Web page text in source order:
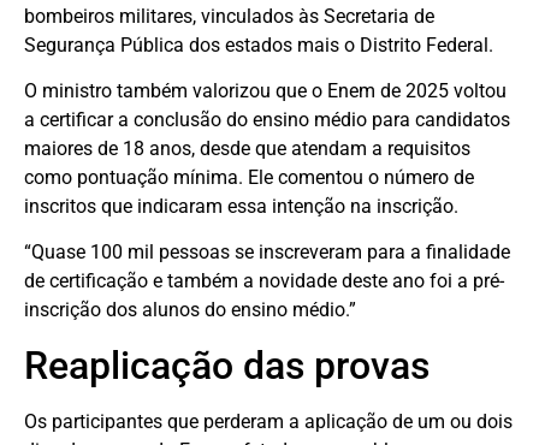
bombeiros militares, vinculados às Secretaria de
Segurança Pública dos estados mais o Distrito Federal.
O ministro também valorizou que o Enem de 2025 voltou
a certificar a conclusão do ensino médio para candidatos
maiores de 18 anos, desde que atendam a requisitos
como pontuação mínima. Ele comentou o número de
inscritos que indicaram essa intenção na inscrição.
“Quase 100 mil pessoas se inscreveram para a finalidade
de certificação e também a novidade deste ano foi a pré-
inscrição dos alunos do ensino médio.”
Reaplicação das provas
Os participantes que perderam a aplicação de um ou dois